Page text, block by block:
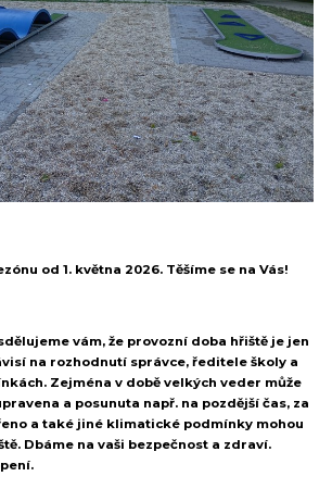
od 1. května 2026. Těšíme se na Vás!
vám, že provozní doba hřiště je jen
na rozhodnutí správce, ředitele školy a
Zejména v době velkých veder může
a posunuta např. na pozdější čas, za
a také jiné klimatické podmínky mohou
Dbáme na vaši bezpečnost a zdraví.